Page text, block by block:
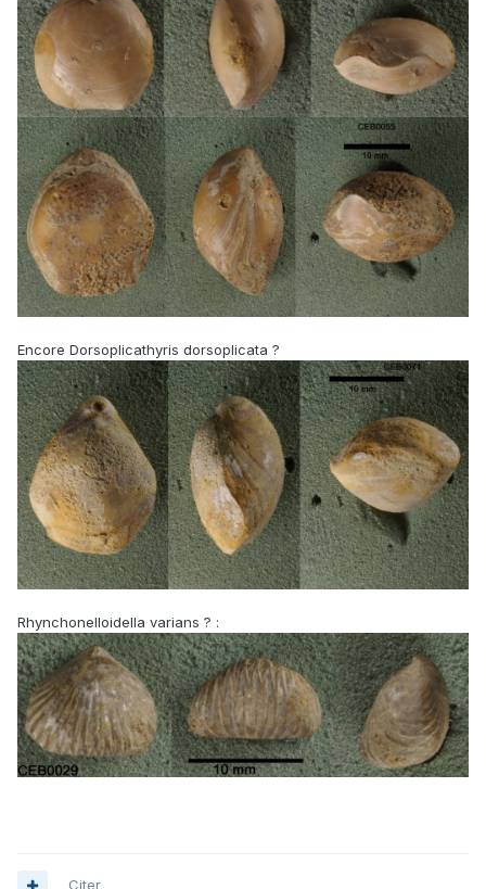
Encore Dorsoplicathyris dorsoplicata ?
Rhynchonelloidella varians ? :
Citer